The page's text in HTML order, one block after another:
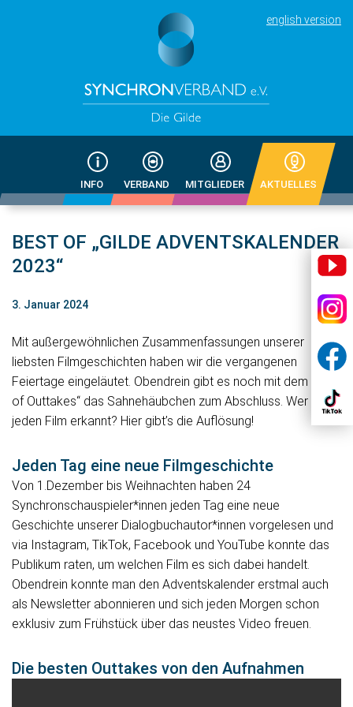
english version
INFO VERBAND MITGLIEDER AKTUELLES
BEST OF „GILDE ADVENTSKALENDER
2023“
3. Januar 2024
Mit außergewöhnlichen Zusammenfassungen unserer
liebsten Filmgeschichten haben wir die vergangenen
Feiertage eingeläutet. Obendrein gibt es noch mit dem „Best
of Outtakes“ das Sahnehäubchen zum Abschluss. Wer hat
jeden Film erkannt? Hier gibt’s die Auflösung!
Jeden Tag eine neue Filmgeschichte
Von 1.Dezember bis Weihnachten haben 24
Synchronschauspieler*innen jeden Tag eine neue
Geschichte unserer Dialogbuchautor*innen vorgelesen und
via Instagram, TikTok, Facebook und YouTube konnte das
Publikum raten, um welchen Film es sich dabei handelt.
Obendrein konnte man den Adventskalender erstmal auch
als Newsletter abonnieren und sich jeden Morgen schon
exklusiv zum Frühstück über das neustes Video freuen.
Die besten Outtakes von den Aufnahmen